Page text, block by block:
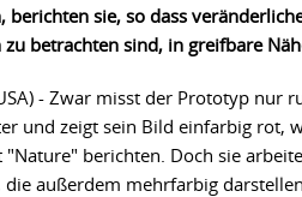
sie, so dass
betrachten sind, in greifbare
- Zwar misst der Prototyp nur
und zeigt sein Bild einfarbig rot,
"Nature" berichten. Doch sie
die außerdem mehrfarbig